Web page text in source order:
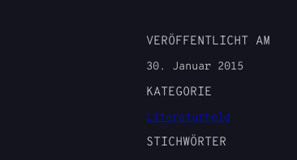
VERÖFFENTLICHT AM
30. Januar 2015
KATEGORIE
Literaturheld
STICHWÖRTER